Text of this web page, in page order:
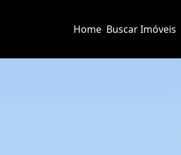
Home Buscar Imóveis